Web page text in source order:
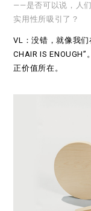
——是否可以说，人
实用性所吸引了？
VL：没错，就像我
CHAIR IS
正价值所在。